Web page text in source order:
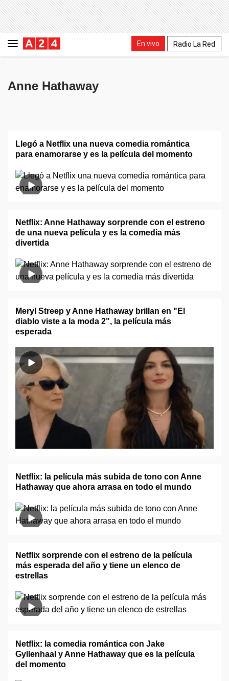
En vivo Radio La Red
Anne Hathaway
Llegó a Netflix una nueva comedia romántica
para enamorarse y es la película del momento
Netflix: Anne Hathaway sorprende con el estreno
de una nueva película y es la comedia más
divertida
Meryl Streep y Anne Hathaway brillan en "El
diablo viste a la moda 2", la película más
esperada
Netflix: la película más subida de tono con Anne
Hathaway que ahora arrasa en todo el mundo
Netflix sorprende con el estreno de la película
más esperada del año y tiene un elenco de
estrellas
Netflix: la comedia romántica con Jake
Gyllenhaal y Anne Hathaway que es la película
del momento